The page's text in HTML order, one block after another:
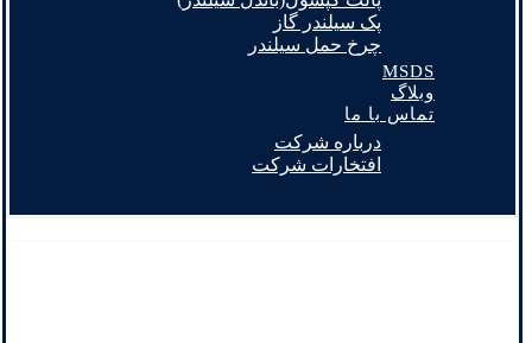
پک سیلندر گاز
چرخ حمل سیلندر
MSDS
وبلاگ
تماس با ما
درباره شرکت
افتخارات شرکت